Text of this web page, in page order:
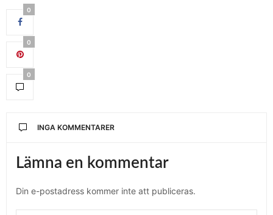
0
0
0
INGA KOMMENTARER
Lämna en kommentar
Din e-postadress kommer inte att publiceras.